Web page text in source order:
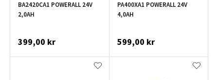
BA2420CA1 POWERALL 24V
2,0AH
399,00 kr
PA400XA1 POWERALL 24V
4,0AH
599,00 kr